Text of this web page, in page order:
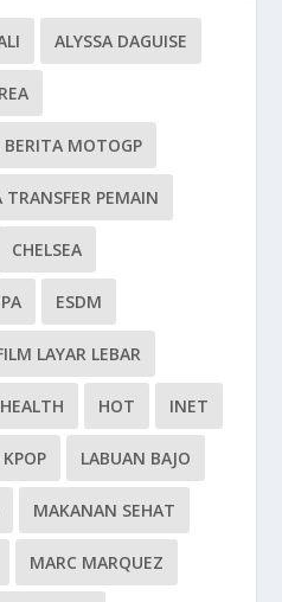
ALYSSA DAGUISE
BERITA MOTOGP
TRANSFER PEMAIN
CHELSEA
ESDM
LAYAR LEBAR
HEALTH HOT INET
KPOP LABUAN BAJO
MAKANAN SEHAT
MARC MARQUEZ